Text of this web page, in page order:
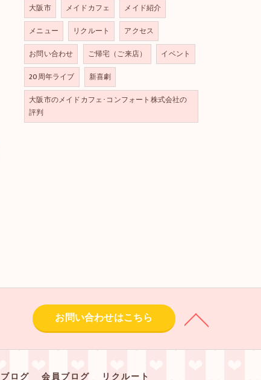
大阪市 メイドカフェ
メイド紹介
メニュー
リクルート
アクセス
お問い合わせ
ご帰宅（ご来店）
イベント
20周年ライブ
新喜劇
大阪市のメイドカフェ･コンフォート株式会社の
評判
お問い合わせはこちら
ログ 会員ブログ リクルート